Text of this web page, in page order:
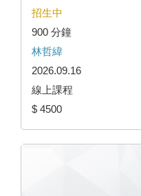
招生中
900 分鐘
林哲緯
2026.09.16
線上課程
$ 4500